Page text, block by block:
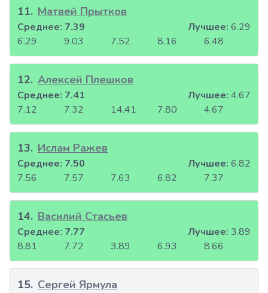
11. Матвей Прытков
6.29 9.03 7.52 8.16 6.48
Среднее: 7.39 Лучшее: 6.29
12. Алексей Плешков
7.12 7.32 14.41 7.80 4.67
Среднее: 7.41 Лучшее: 4.67
13. Ислам Ражев
7.56 7.57 7.63 6.82 7.37
Среднее: 7.50 Лучшее: 6.82
14. Василий Стасьев
8.81 7.72 3.89 6.93 8.66
Среднее: 7.77 Лучшее: 3.89
15. Сергей Ярмула